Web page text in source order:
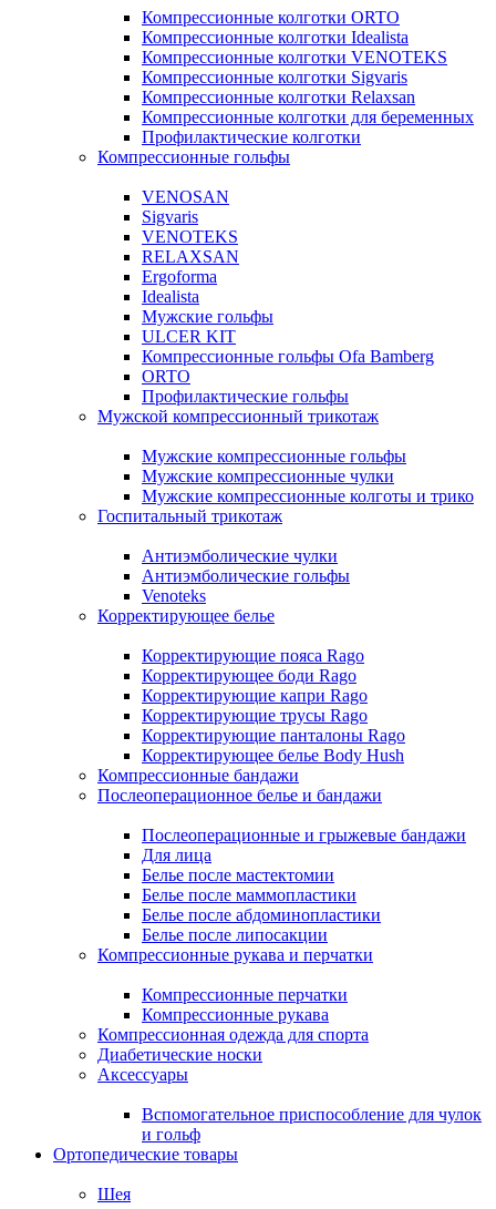
Компрессионные колготки ORTO
Компрессионные колготки Idealista
Компрессионные колготки VENOTEKS
Компрессионные колготки Sigvaris
Компрессионные колготки Relaxsan
Компрессионные колготки для беременных
Профилактические колготки
Компрессионные гольфы
VENOSAN
Sigvaris
VENOTEKS
RELAXSAN
Ergoforma
Idealista
Мужские гольфы
ULCER KIT
Компрессионные гольфы Ofa Bamberg
ORTO
Профилактические гольфы
Мужской компрессионный трикотаж
Мужские компрессионные гольфы
Мужские компрессионные чулки
Мужские компрессионные колготы и трико
Госпитальный трикотаж
Антиэмболические чулки
Антиэмболические гольфы
Venoteks
Корректирующее белье
Корректирующие пояса Rago
Корректирующее боди Rago
Корректирующие капри Rago
Корректирующие трусы Rago
Корректирующие панталоны Rago
Корректирующее белье Body Hush
Компрессионные бандажи
Послеоперационное белье и бандажи
Послеоперационные и грыжевые бандажи
Для лица
Белье после мастектомии
Белье после маммопластики
Белье после абдоминопластики
Белье после липосакции
Компрессионные рукава и перчатки
Компрессионные перчатки
Компрессионные рукава
Компрессионная одежда для спорта
Диабетические носки
Аксессуары
Вспомогательное приспособление для чулок
и гольф
Ортопедические товары
Шея